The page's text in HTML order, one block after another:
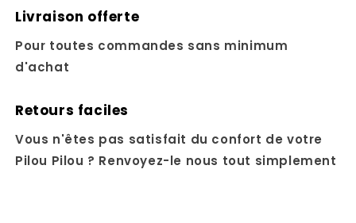
Livraison offerte
Pour toutes commandes sans minimum
d'achat
Retours faciles
Vous n'êtes pas satisfait du confort de votre
Pilou Pilou ? Renvoyez-le nous tout simplement